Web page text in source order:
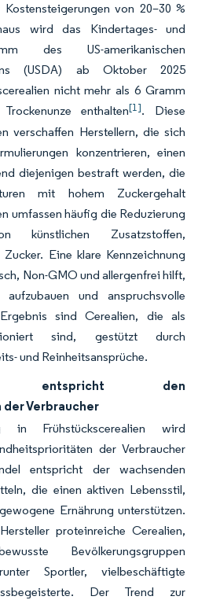
von 20–30 %
wird das Kindertages- und
des US-amerikanischen
(USDA) ab Oktober 2025
nicht mehr als 6 Gramm
enthalten[1]. Diese
verschaffen Herstellern, die sich
konzentrieren, einen
diejenigen bestraft werden, die
mit hohem Zuckergehalt
umfassen häufig die Reduzierung
künstlichen Zusatzstoffen,
Eine klare Kennzeichnung
Non-GMO und allergenfrei hilft,
aufzubauen und anspruchsvolle
sind Cerealien, die als
sind, gestützt durch
und Reinheitsansprüche.
entspricht den
Verbraucher
in Frühstückscerealien wird
der Verbraucher
entspricht der wachsenden
die einen aktiven Lebensstil,
Ernährung unterstützen.
proteinreiche Cerealien,
Bevölkerungsgruppen
Sportler, vielbeschäftigte
Der Trend zur